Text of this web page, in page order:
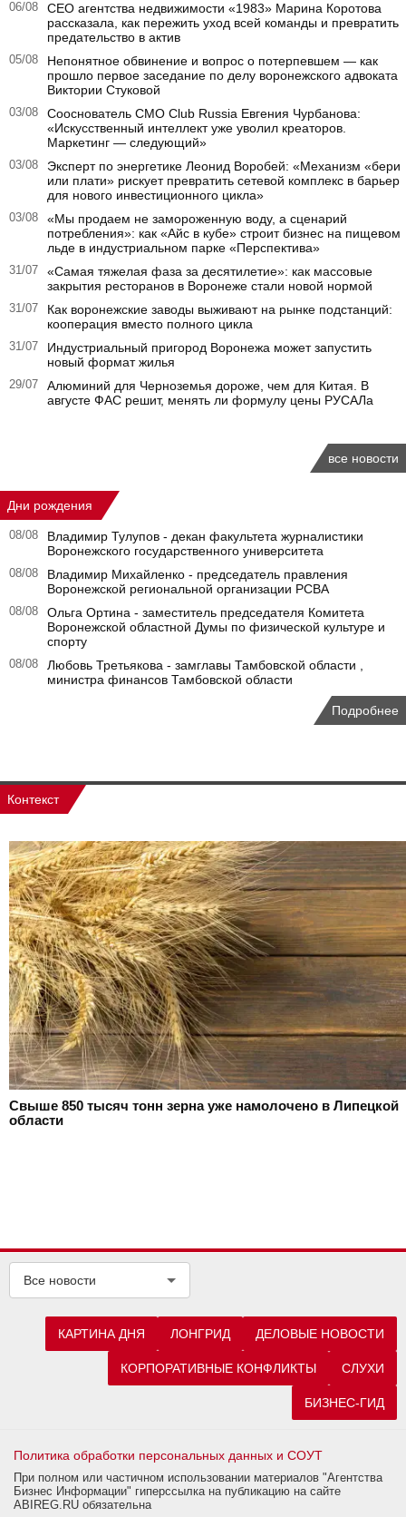
06/08
CEO агентства недвижимости «1983» Марина Коротова
рассказала, как пережить уход всей команды и превратить
предательство в актив
05/08
Непонятное обвинение и вопрос о потерпевшем — как
прошло первое заседание по делу воронежского адвоката
Виктории Стуковой
03/08
Сооснователь CMO Club Russia Евгения Чурбанова:
«Искусственный интеллект уже уволил креаторов.
Маркетинг — следующий»
03/08
Эксперт по энергетике Леонид Воробей: «Механизм «бери
или плати» рискует превратить сетевой комплекс в барьер
для нового инвестиционного цикла»
03/08
«Мы продаем не замороженную воду, а сценарий
потребления»: как «Айс в кубе» строит бизнес на пищевом
льде в индустриальном парке «Перспектива»
31/07
«Самая тяжелая фаза за десятилетие»: как массовые
закрытия ресторанов в Воронеже стали новой нормой
31/07
Как воронежские заводы выживают на рынке подстанций:
кооперация вместо полного цикла
31/07
Индустриальный пригород Воронежа может запустить
новый формат жилья
29/07
Алюминий для Черноземья дороже, чем для Китая. В
августе ФАС решит, менять ли формулу цены РУСАЛа
все новости
Дни рождения
08/08
Владимир Тулупов - декан факультета журналистики
Воронежского государственного университета
08/08
Владимир Михайленко - председатель правления
Воронежской региональной организации РСВА
08/08
Ольга Ортина - заместитель председателя Комитета
Воронежской областной Думы по физической культуре и
спорту
08/08
Любовь Третьякова - замглавы Тамбовской области ,
министра финансов Тамбовской области
Подробнее
Контекст
Свыше 850 тысяч тонн зерна уже намолочено в Липецкой
области
Все новости
КАРТИНА ДНЯ ЛОНГРИД ДЕЛОВЫЕ НОВОСТИ
КОРПОРАТИВНЫЕ КОНФЛИКТЫ СЛУХИ
БИЗНЕС-ГИД
Политика обработки персональных данных и СОУТ
При полном или частичном использовании материалов "Агентства
Бизнес Информации" гиперссылка на публикацию на сайте
ABIREG.RU обязательна